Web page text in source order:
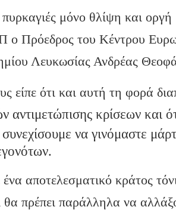
μόνο θλίψη και
ο Πρόεδρος του Κέντρου
Λευκωσίας Ανδρέας
είπε ότι και αυτή τη φορά
αντιμετώπισης κρίσεων και
να γινόμαστε
αποτελεσματικό κράτος
θα πρέπει παράλληλα να